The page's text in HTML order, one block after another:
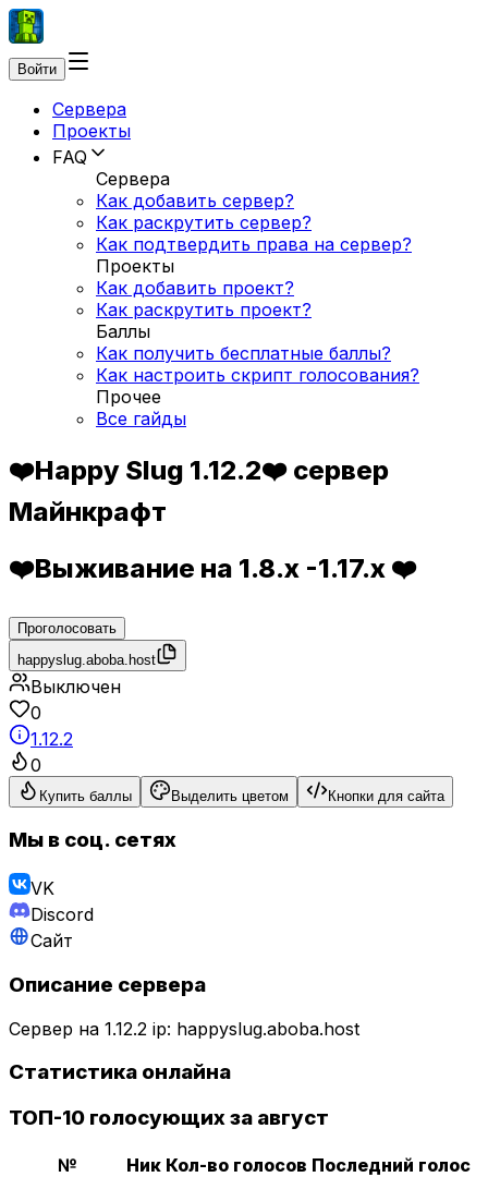
Войти
Сервера
Проекты
FAQ
Сервера
Как добавить сервер?
Как раскрутить сервер?
Как подтвердить права на сервер?
Проекты
Как добавить проект?
Как раскрутить проект?
Баллы
Как получить бесплатные баллы?
Как настроить скрипт голосования?
Прочее
Все гайды
❤️Happy Slug 1.12.2❤️ сервер
Майнкрафт
❤️Выживание на 1.8.x -1.17.x ❤️
Проголосовать
happyslug.aboba.host
Выключен
0
1.12.2
0
Купить баллы Выделить цветом Кнопки для сайта
Мы в соц. сетях
VK
Discord
Сайт
Описание сервера
Сервер на 1.12.2 ip: happyslug.aboba.host
Статистика онлайна
ТОП-10 голосующих за август
№ Ник Кол-во голосов Последний голос